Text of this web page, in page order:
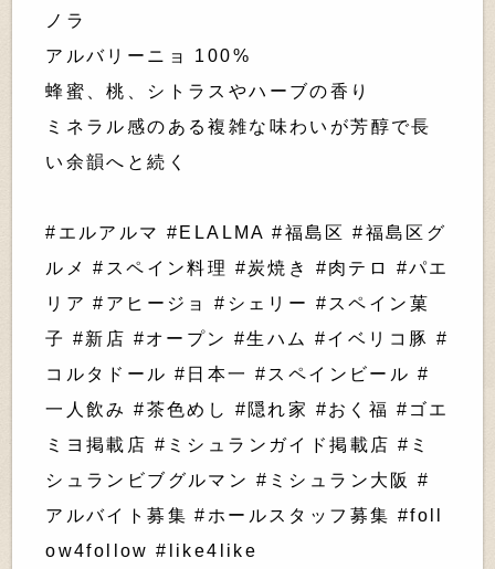
ノラ
アルバリーニョ 100%
蜂蜜、桃、シトラスやハーブの香り
ミネラル感のある複雑な味わいが芳醇で長
い余韻へと続く
#エルアルマ #ELALMA #福島区 #福島区グ
ルメ #スペイン料理 #炭焼き #肉テロ #パエ
リア #アヒージョ #シェリー #スペイン菓
子 #新店 #オープン #生ハム #イベリコ豚 #
コルタドール #日本一 #スペインビール #
一人飲み #茶色めし #隠れ家 #おく福 #ゴエ
ミヨ掲載店 #ミシュランガイド掲載店 #ミ
シュランビブグルマン #ミシュラン大阪 #
アルバイト募集 #ホールスタッフ募集 #foll
ow4follow #like4like